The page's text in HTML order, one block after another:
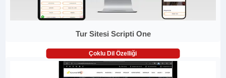
Tur Sitesi Scripti One
Çoklu Dil Özelliği